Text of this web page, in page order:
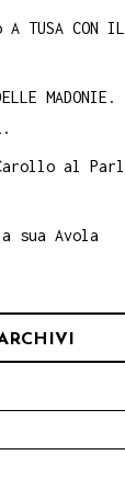
CON IL
al
sua Avola